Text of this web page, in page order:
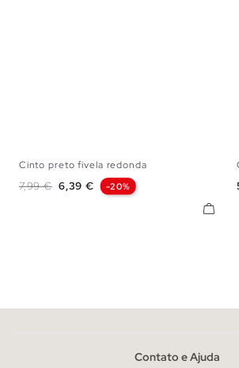
Cinto preto fivela redonda
Preço normal
7,99 € Preço
6,39 € -20%
Contato e Ajuda